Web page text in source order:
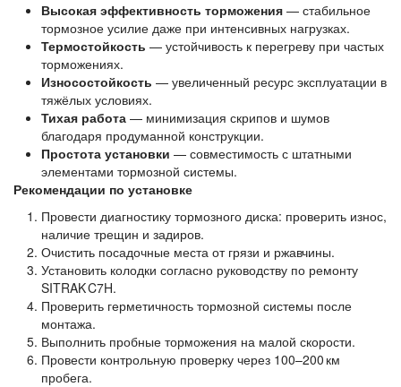
Высокая эффективность торможения — стабильное
тормозное усилие даже при интенсивных нагрузках.
Термостойкость — устойчивость к перегреву при частых
торможениях.
Износостойкость — увеличенный ресурс эксплуатации в
тяжёлых условиях.
Тихая работа — минимизация скрипов и шумов
благодаря продуманной конструкции.
Простота установки — совместимость с штатными
элементами тормозной системы.
Рекомендации по установке
Провести диагностику тормозного диска: проверить износ,
наличие трещин и задиров.
Очистить посадочные места от грязи и ржавчины.
Установить колодки согласно руководству по ремонту
SITRAK C7H.
Проверить герметичность тормозной системы после
монтажа.
Выполнить пробные торможения на малой скорости.
Провести контрольную проверку через 100–200 км
пробега.